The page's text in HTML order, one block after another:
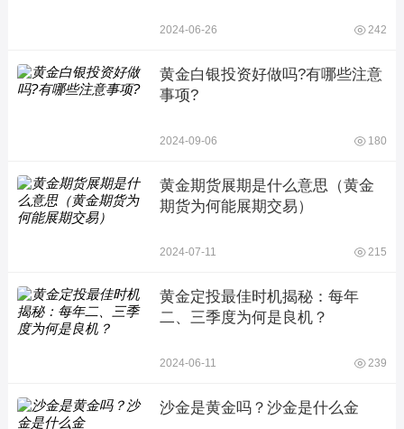
2024-06-26 242
黄金白银投资好做吗?有哪些注意
事项?
2024-09-06 180
黄金期货展期是什么意思（黄金
期货为何能展期交易）
2024-07-11 215
黄金定投最佳时机揭秘：每年
二、三季度为何是良机？
2024-06-11 239
沙金是黄金吗？沙金是什么金